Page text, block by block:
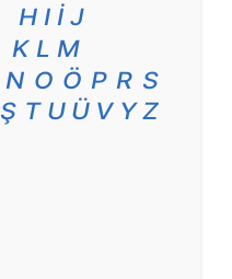
H I İ J
K L M
N O Ö P R S
Ş T U Ü V Y Z